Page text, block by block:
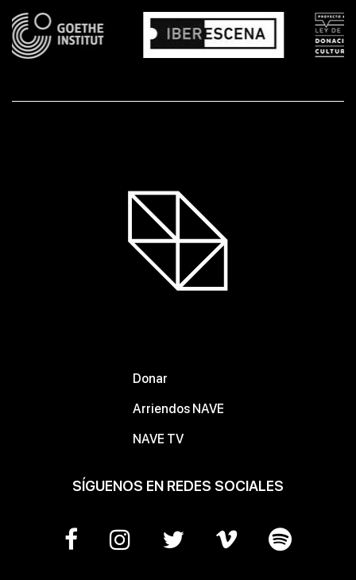
Donar
Arriendos NAVE
NAVE TV
SÍGUENOS EN REDES SOCIALES